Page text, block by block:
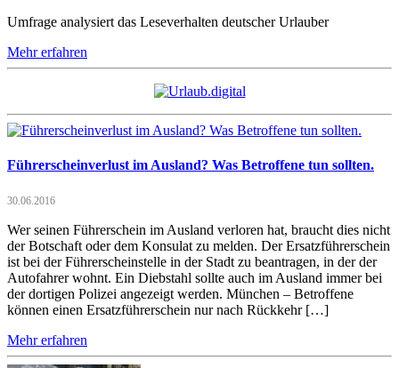
Umfrage analysiert das Leseverhalten deutscher Urlauber
Mehr erfahren
Führerscheinverlust im Ausland? Was Betroffene tun sollten.
30.06.2016
Wer seinen Führerschein im Ausland verloren hat, braucht dies nicht
der Botschaft oder dem Konsulat zu melden. Der Ersatzführerschein
ist bei der Führerscheinstelle in der Stadt zu beantragen, in der der
Autofahrer wohnt. Ein Diebstahl sollte auch im Ausland immer bei
der dortigen Polizei angezeigt werden. München – Betroffene
können einen Ersatzführerschein nur nach Rückkehr […]
Mehr erfahren